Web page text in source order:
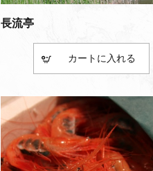
長流亭
カート